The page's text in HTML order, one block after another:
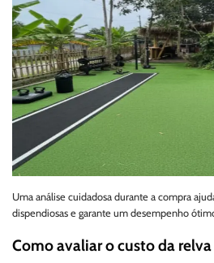
Uma análise cuidadosa durante a compra
dispendiosas e garante um desempenho
Como avaliar o custo da